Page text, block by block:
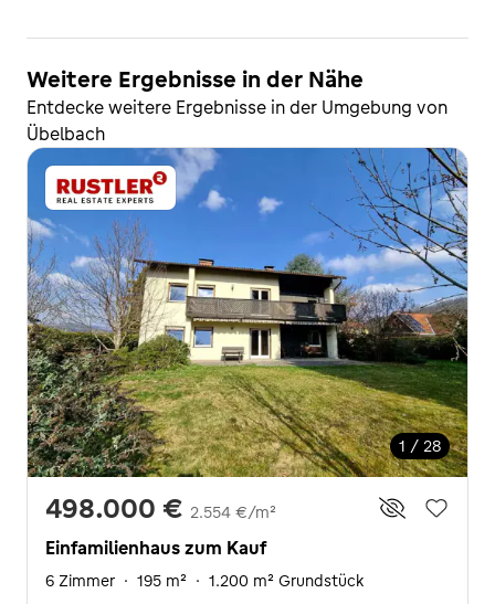
Weitere Ergebnisse in der Nähe
Entdecke weitere Ergebnisse in der Umgebung von
Übelbach
1 / 28
498.000 € 2.554 €/m²
Einfamilienhaus zum Kauf
6 Zimmer · 195 m² · 1.200 m² Grundstück